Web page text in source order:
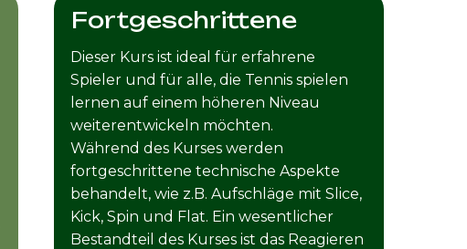
Fortgeschrittene
Dieser Kurs ist ideal für erfahrene
Spieler und für alle, die Tennis spielen
lernen auf einem höheren Niveau
weiterentwickeln möchten.
Während des Kurses werden
fortgeschrittene technische Aspekte
behandelt, wie z.B. Aufschläge mit Slice,
Kick, Spin und Flat. Ein wesentlicher
Bestandteil des Kurses ist das Reagieren